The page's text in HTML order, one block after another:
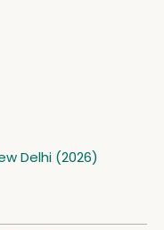
Delhi (2026)